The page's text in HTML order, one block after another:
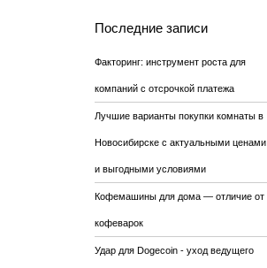
Последние записи
Факторинг: инструмент роста для
компаний с отсрочкой платежа
Лучшие варианты покупки комнаты в
Новосибирске с актуальными ценами
и выгодными условиями
Кофемашины для дома — отличие от
кофеварок
Удар для Dogecoin - уход ведущего